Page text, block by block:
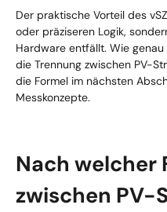
Der praktische Vorteil des
oder präziseren Logik,
Hardware entfällt. Wie
die Trennung zwischen PV-
die Formel im nächsten
Messkonzepte.
Nach welcher
zwischen PV-